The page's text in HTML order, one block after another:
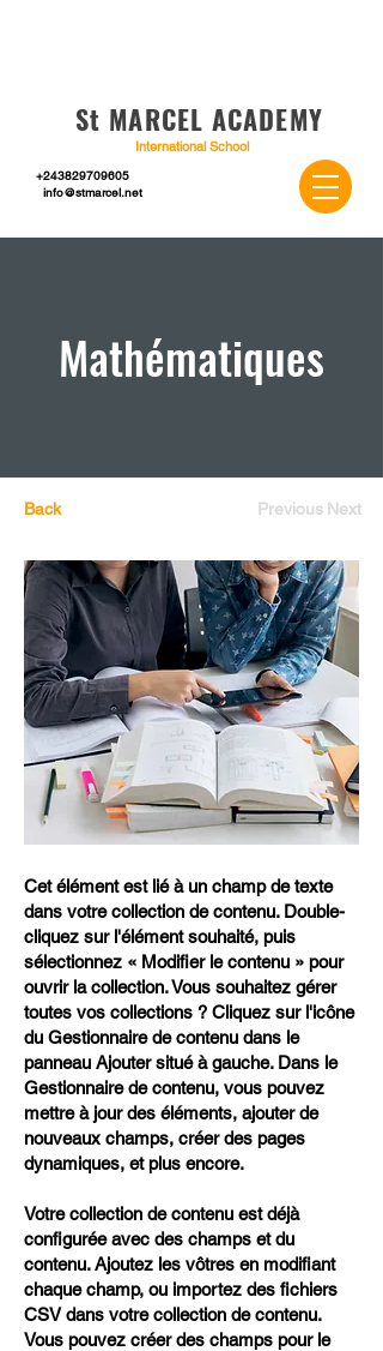
St MARCEL ACADEMY
International School
+243829709605
info@stmarcel.net
Mathématiques
Back Previous Next
Cet élément est lié à un champ de texte
dans votre collection de contenu. Double-
cliquez sur l'élément souhaité, puis
sélectionnez « Modifier le contenu » pour
ouvrir la collection. Vous souhaitez gérer
toutes vos collections ? Cliquez sur l'icône
du Gestionnaire de contenu dans le
panneau Ajouter situé à gauche. Dans le
Gestionnaire de contenu, vous pouvez
mettre à jour des éléments, ajouter de
nouveaux champs, créer des pages
dynamiques, et plus encore.
Votre collection de contenu est déjà
configurée avec des champs et du
contenu. Ajoutez les vôtres en modifiant
chaque champ, ou importez des fichiers
CSV dans votre collection de contenu.
Vous pouvez créer des champs pour le